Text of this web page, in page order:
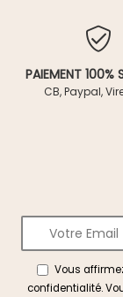
PAIEMENT 100%
CB, Paypal,
Vous
confidentialité.